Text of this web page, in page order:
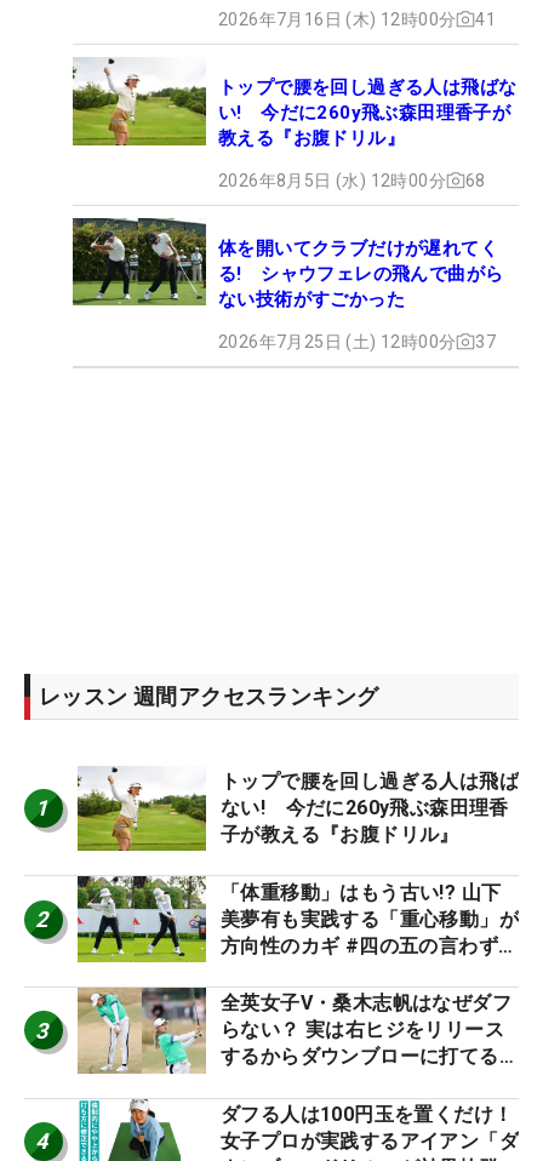
2026年7月16日 (木) 12時00分 41
トップで腰を回し過ぎる人は飛ばな
い! 今だに260y飛ぶ森田理香子が
教える『お腹ドリル』
2026年8月5日 (水) 12時00分 68
体を開いてクラブだけが遅れてく
る! シャウフェレの飛んで曲がら
ない技術がすごかった
2026年7月25日 (土) 12時00分 37
レッスン 週間アクセスランキング
1
トップで腰を回し過ぎる人は飛ば
ない! 今だに260y飛ぶ森田理香
子が教える『お腹ドリル』
2
「体重移動」はもう古い!? 山下
美夢有も実践する「重心移動」が
方向性のカギ #四の五の言わず振
3
全英女子V・桑木志帆はなぜダフ
らない？ 実は右ヒジをリリース
するからダウンブローに打てる #
4
ダフる人は100円玉を置くだけ！
女子プロが実践するアイアン「ダ